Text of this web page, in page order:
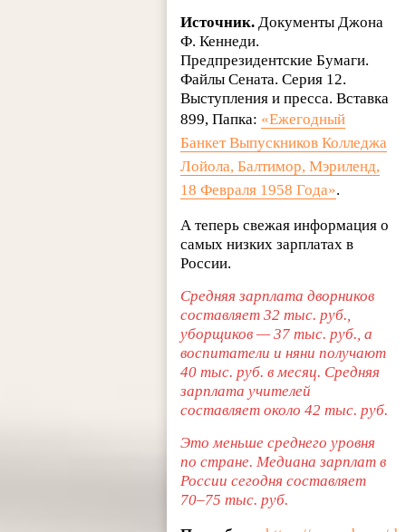
Источник. Документы Джона
Ф. Кеннеди.
Предпрезидентские Бумаги.
Файлы Сената. Серия 12.
Выступления и пресса. Вставка
899, Папка: «Ежегодный
Банкет Выпускников Колледжа
Лойола, Балтимор, Мэриленд,
18 Февраля 1958 Года».
А теперь свежая информация о
самых низких зарплатах в
России.
Средняя зарплата дворников
составляет 32 тыс. руб.,
уборщиков — 37 тыс. руб., а
воспитатели и няни получают
40 тыс. руб. в месяц. Средняя
зарплата учителей
составляет около 42 тыс. руб.
Это меньше среднего уровня
по стране. Медиана зарплат в
России сегодня составляет
70–75 тыс. руб.